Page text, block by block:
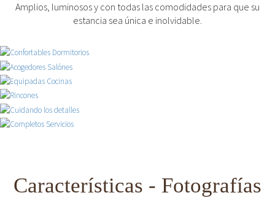
Amplios, luminosos y con todas las comodidades para que su
estancia sea única e inolvidable.
Características - Fotografías